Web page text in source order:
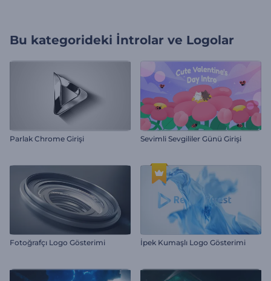
Bu kategorideki İntrolar ve Logolar
Parlak Chrome Girişi Sevimli Sevgililer Günü Girişi
Fotoğrafçı Logo Gösterimi İpek Kumaşlı Logo Gösterimi